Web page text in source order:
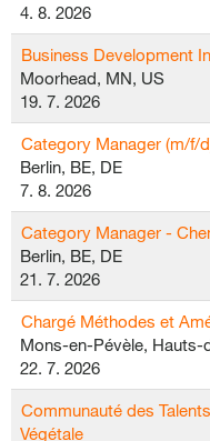
4. 8. 2026
Business Development
Moorhead, MN, US
19. 7. 2026
Category Manager (m/f/
Berlin, BE, DE
7. 8. 2026
Category Manager -
Berlin, BE, DE
21. 7. 2026
Chargé Méthodes et
Mons-en-Pévèle, Hauts-
22. 7. 2026
Communauté des
Végétale